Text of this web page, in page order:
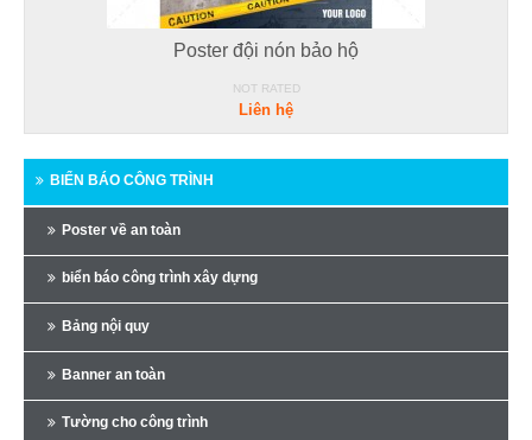
Poster đội nón bảo hộ
NOT RATED
Liên hệ
BIỂN BÁO CÔNG TRÌNH
Poster về an toàn
biển báo công trình xây dựng
Bảng nội quy
Banner an toàn
Tường cho công trình